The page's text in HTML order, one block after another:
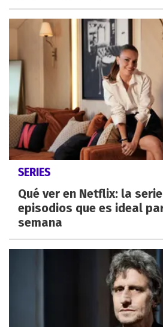
SERIES
Qué ver en Netflix: la
episodios que es ideal
semana